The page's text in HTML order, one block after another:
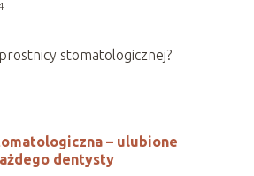
stomatologicznej?
– ulubione
dentysty